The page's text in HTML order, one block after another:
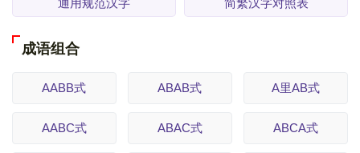
通用规范汉字 简繁汉字对照表
成语组合
AABB式 ABAB式 A里AB式
AABC式 ABAC式 ABCA式